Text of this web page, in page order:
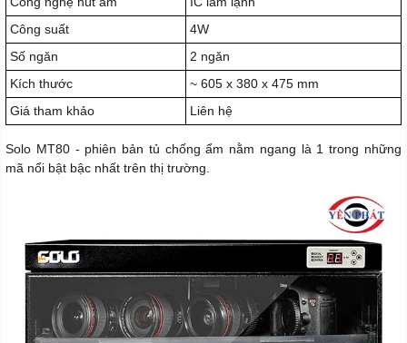
Công suất
4W
Số ngăn
2 ngăn
Kích thước
~ 605 x 380 x 475 mm
Giá tham khảo
Liên hệ
Solo MT80 - phiên bản tủ chống ẩm nằm ngang là 1 trong những
mã nổi bật bậc nhất trên thị trường.